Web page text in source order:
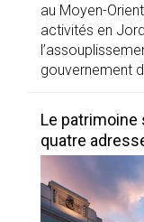
au Moyen-
activités en
gouvernement
Le patrimoine
quatre